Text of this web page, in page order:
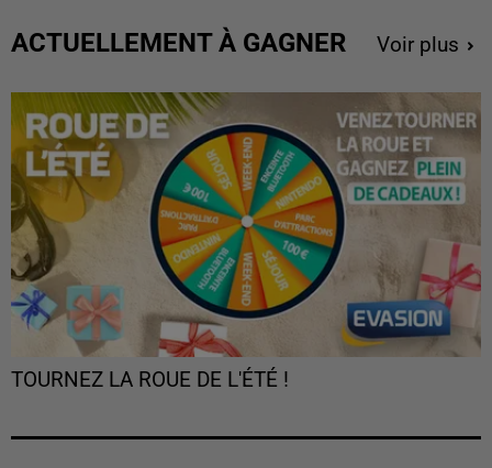
ACTUELLEMENT À GAGNER Voir plus
TOURNEZ LA ROUE DE L'ÉTÉ !